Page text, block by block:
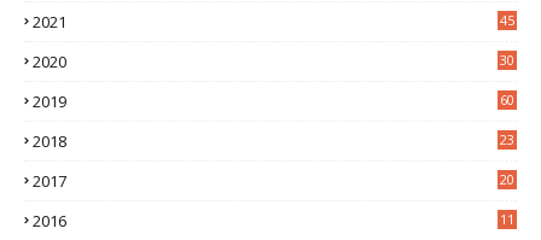
2021
45
2020
30
2019 60
2018
23
2017
20
2016
11